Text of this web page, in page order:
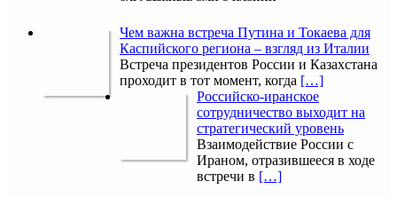
Чем важна встреча Путина и Токаева для
Каспийского региона – взгляд из Италии
Встреча президентов России и Казахстана
проходит в тот момент, когда […]
Российско-иранское
сотрудничество выходит на
стратегический уровень
Взаимодействие России с
Ираном, отразившееся в ходе
встречи в […]